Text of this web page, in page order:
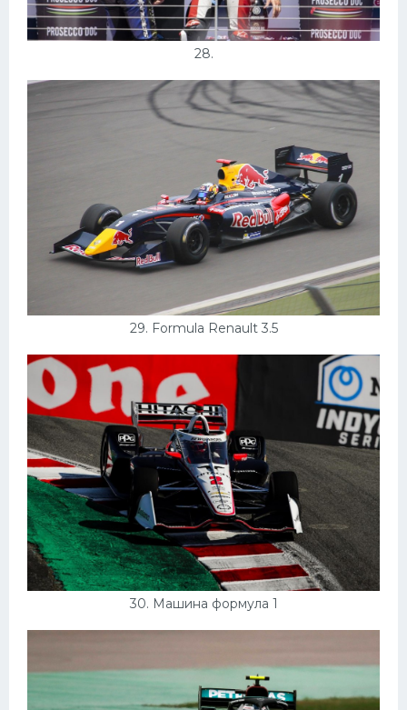
28.
29. Formula Renault 3.5
30. Машина формула 1